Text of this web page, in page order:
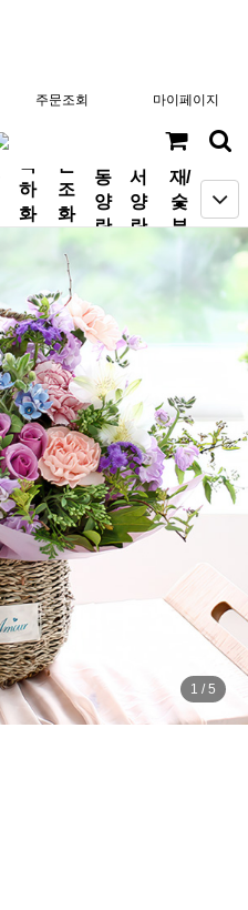
주문조회 마이페이지
축
하
화
근
조
화
환
동
양
란
서
양
란
분
재/
숯
부
1 / 5